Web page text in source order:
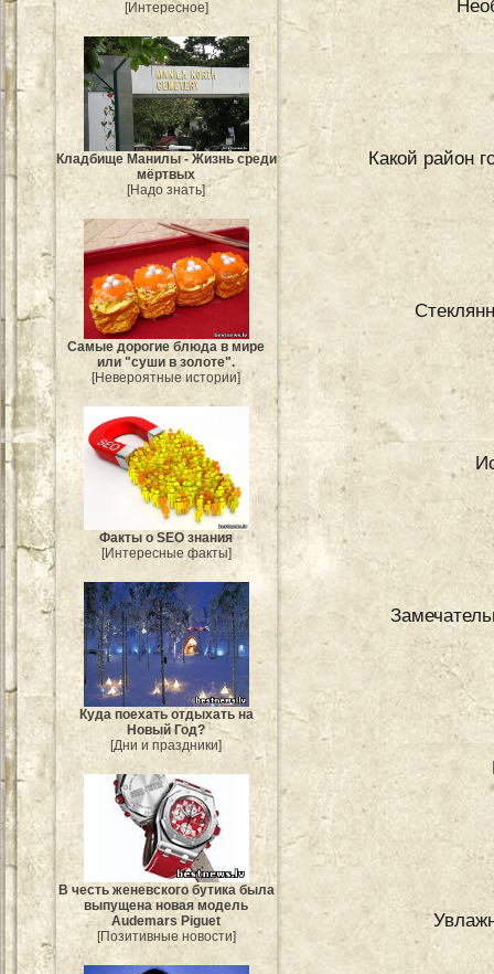
[Интересное]
Кладбище Манилы - Жизнь среди
мёртвых
[Надо знать]
Самые дорогие блюда в мире
или "суши в золоте".
[Невероятные истории]
Факты о SEO знания
[Интересные факты]
Куда поехать отдыхать на
Новый Год?
[Дни и праздники]
В честь женевского бутика была
выпущена новая модель
Audemars Piguet
[Позитивные новости]
Какой район